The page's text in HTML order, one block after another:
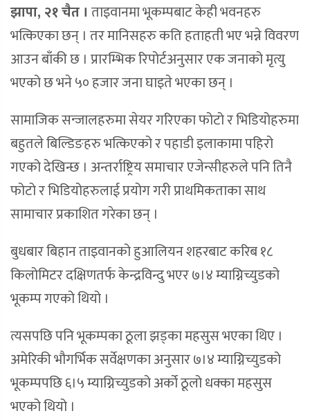
झापा, २१ चैत । ताइवानमा भूकम्पबाट केही भवनहरु
भत्किएका छन् । तर मानिसहरु कति हताहती भए भन्ने विवरण
आउन बाँकी छ । प्रारम्भिक रिपोर्टअनुसार एक जनाको मृत्यु
भएको छ भने ५० हजार जना घाइते भएका छन् ।
सामाजिक सन्जालहरुमा सेयर गरिएका फोटो र भिडियोहरुमा
बहुतले बिल्डिङहरु भत्किएको र पहाडी इलाकामा पहिरो
गएको देखिन्छ । अन्तर्राष्ट्रिय समाचार एजेन्सीहरुले पनि तिनै
फोटो र भिडियोहरुलाई प्रयोग गरी प्राथमिकताका साथ
सामाचार प्रकाशित गरेका छन् ।
बुधबार बिहान ताइवानको हुआलियन शहरबाट करिब १८
किलोमिटर दक्षिणतर्फ केन्द्रविन्दु भएर ७।४ म्याग्निच्युडको
भूकम्प गएको थियो ।
त्यसपछि पनि भूकम्पका ठूला झड्का महसुस भएका थिए ।
अमेरिकी भौगर्भिक सर्वेक्षणका अनुसार ७।४ म्याग्निच्युडको
भूकम्पपछि ६।५ म्याग्निच्युडको अर्को ठूलो धक्का महसुस
भएको थियो ।